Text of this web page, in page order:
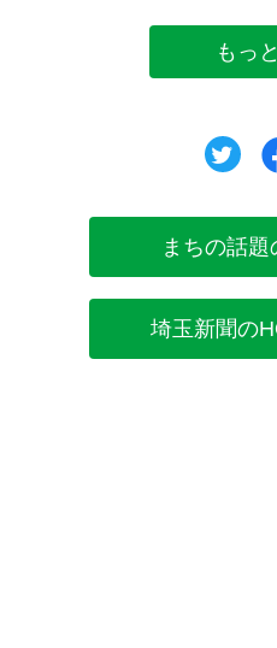
もっ
ツ
まちの話
埼玉新聞の